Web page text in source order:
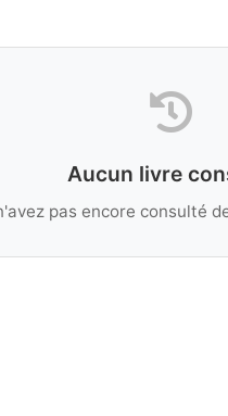
Aucun livre
pas encore consulté